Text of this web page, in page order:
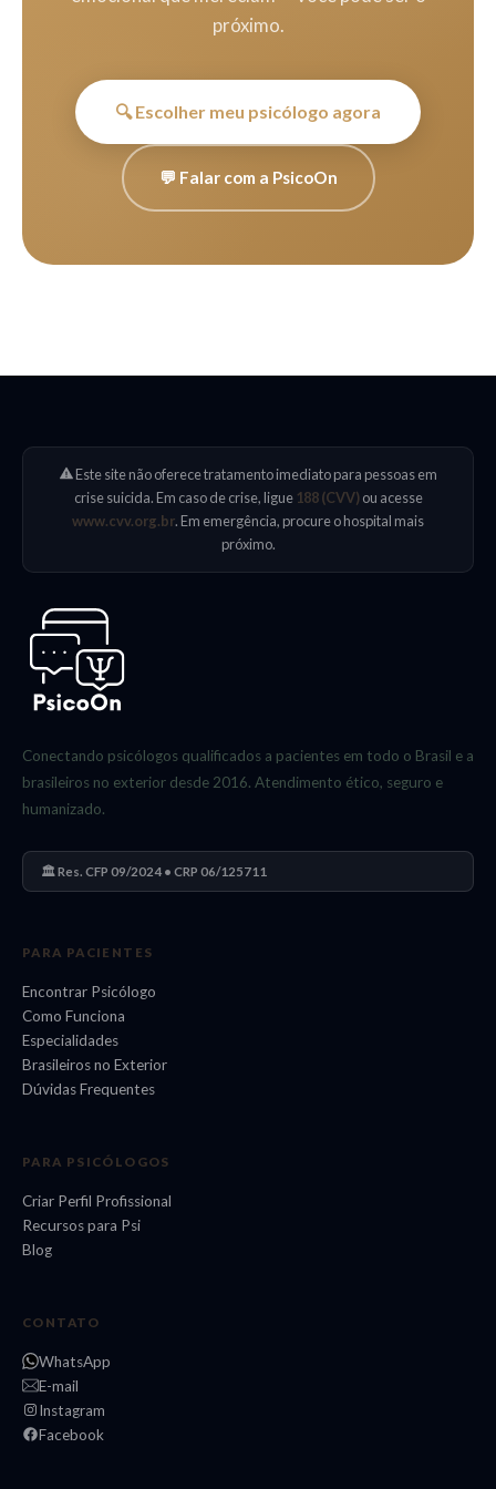
próximo.
🔍 Escolher meu psicólogo agora
💬 Falar com a PsicoOn
Este site não oferece tratamento imediato para pessoas em
crise suicida. Em caso de crise, ligue 188 (CVV)ou acesse
www.cvv.org.br. Em emergência, procure o hospital mais
próximo.
Conectando psicólogos qualificados a pacientes em todo o Brasil e a
brasileiros no exterior desde 2016. Atendimento ético, seguro e
humanizado.
🏛️ Res. CFP 09/2024 • CRP 06/125711
PARA PACIENTES
Encontrar Psicólogo
Como Funciona
Especialidades
Brasileiros no Exterior
Dúvidas Frequentes
PARA PSICÓLOGOS
Criar Perfil Profissional
Recursos para Psi
Blog
CONTATO
WhatsApp
E-mail
Instagram
Facebook